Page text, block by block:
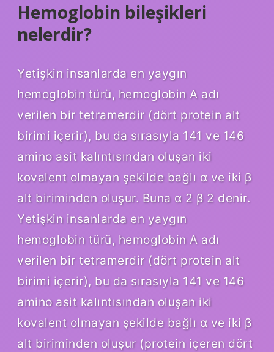
Hemoglobin bileşikleri
nelerdir?
Yetişkin insanlarda en yaygın
hemoglobin türü, hemoglobin A adı
verilen bir tetramerdir (dört protein alt
birimi içerir), bu da sırasıyla 141 ve 146
amino asit kalıntısından oluşan iki
kovalent olmayan şekilde bağlı α ve iki β
alt biriminden oluşur. Buna α 2 β 2 denir.
Yetişkin insanlarda en yaygın
hemoglobin türü, hemoglobin A adı
verilen bir tetramerdir (dört protein alt
birimi içerir), bu da sırasıyla 141 ve 146
amino asit kalıntısından oluşan iki
kovalent olmayan şekilde bağlı α ve iki β
alt biriminden oluşur (protein içeren dört